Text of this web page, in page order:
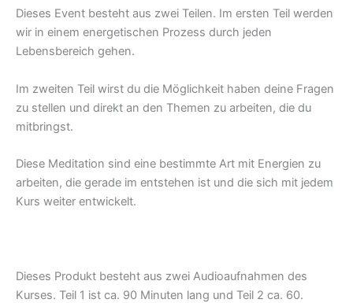
Dieses Event besteht aus zwei Teilen. Im ersten Teil werden
wir in einem energetischen Prozess durch jeden
Lebensbereich gehen.
Im zweiten Teil wirst du die Möglichkeit haben deine Fragen
zu stellen und direkt an den Themen zu arbeiten, die du
mitbringst.
Diese Meditation sind eine bestimmte Art mit Energien zu
arbeiten, die gerade im entstehen ist und die sich mit jedem
Kurs weiter entwickelt.
Dieses Produkt besteht aus zwei Audioaufnahmen des
Kurses. Teil 1 ist ca. 90 Minuten lang und Teil 2 ca. 60.